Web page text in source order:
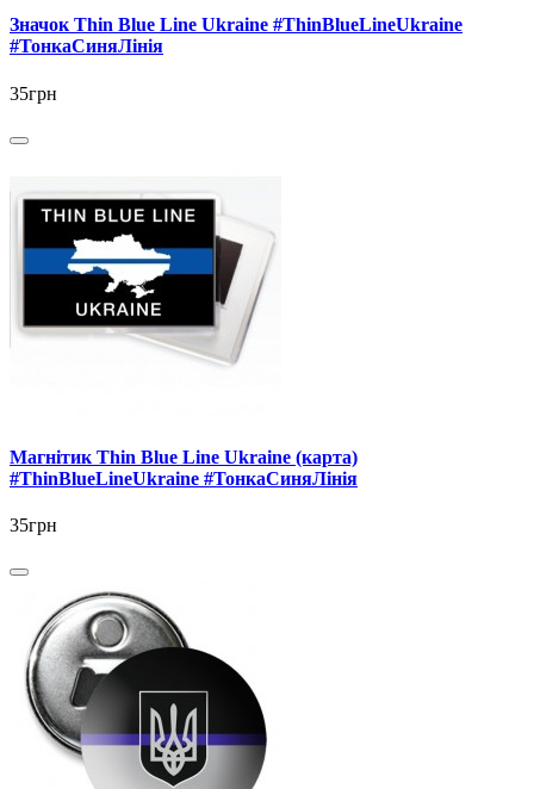
Значок Thin Blue Line Ukraine #ThinBlueLineUkraine
#ТонкаСиняЛінія
35грн
Магнітик Thin Blue Line Ukraine (карта)
#ThinBlueLineUkraine #ТонкаСиняЛінія
35грн